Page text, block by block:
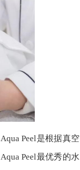
Peel是根据真空
Peel最优秀的水